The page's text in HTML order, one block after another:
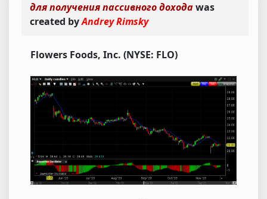
для получения пассивного доходаwas
created byAndrey Rimsky
Flowers Foods, Inc. (NYSE: FLO)